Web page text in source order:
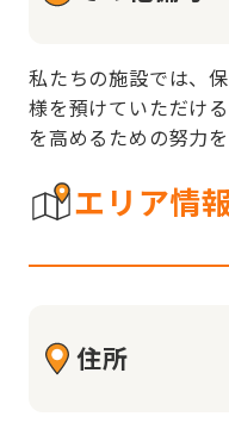
私たちの施設では、
様を預けていただけ
を高めるための努力を
エリア情
住所